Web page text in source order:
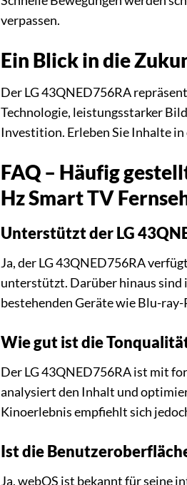
verpassen.
Ein Blick in die
Der LG 43QNED756RA
Technologie, leistungsstarker
Investition. Erleben Sie Inhalte
FAQ – Häufig
Hz Smart TV
Unterstützt der LG
Ja, der LG 43QNED756RA
unterstützt. Darüber hinaus sind
bestehenden Geräte wie Blu-
Wie gut ist die
Der LG 43QNED756RA ist mit
analysiert den Inhalt und
Kinoerlebnis empfiehlt sich
Ist die
Ja, webOS ist bekannt für seine